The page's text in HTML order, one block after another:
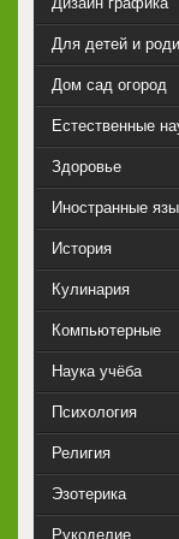
Для детей и
Дом сад огород
Естественные
Здоровье
Иностранные
История
Кулинария
Компьютерные
Наука учёба
Психология
Религия
Эзотерика
Рукоделие